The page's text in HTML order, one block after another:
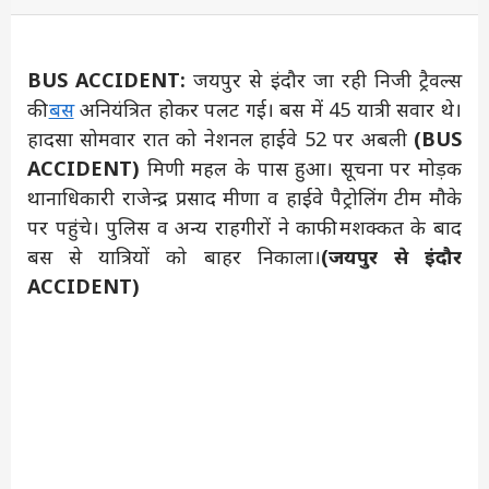
BUS ACCIDENT:जयपुर से इंदौर जा रही निजी ट्रैवल्स
कीबसअनियंत्रित होकर पलट गई। बस में 45 यात्री सवार थे।
हादसा सोमवार रात को नेशनल हाईवे 52 पर अबली (BUS
ACCIDENT) मिणी महल के पास हुआ। सूचना पर मोड़क
थानाधिकारी राजेन्द्र प्रसाद मीणा व हाईवे पैट्रोलिंग टीम मौके
पर पहुंचे। पुलिस व अन्य राहगीरों ने काफी मशक्कत के बाद
बस से यात्रियों को बाहर निकाला।(जयपुर से इंदौर
ACCIDENT)